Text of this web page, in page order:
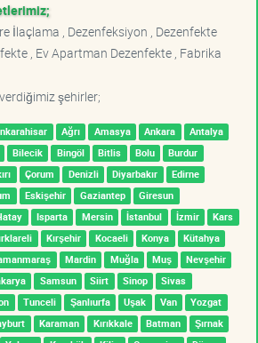
İlaçlama , Dezenfeksiyon , Dezenfekte
, Ev Apartman Dezenfekte , Fabrika
şehirler;
Ağrı Amasya Ankara
Antalya
Bilecik Bingöl Bitlis Bolu
Burdur
Çorum Denizli Diyarbakır
Edirne
Eskişehir Gaziantep
Giresun
Isparta Mersin İstanbul İzmir
Kars
Kırşehir Kocaeli Konya
Kütahya
Mardin Muğla Muş
Nevşehir
Samsun Siirt Sinop
Sivas
Tunceli Şanlıurfa Uşak Van
Yozgat
Karaman Kırıkkale Batman
Şırnak